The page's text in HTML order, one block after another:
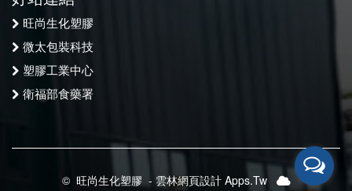
旺尚生化塑膠
微太包裝科技
塑膠工業中心
衛福部食藥署
© 旺尚生化塑膠- 雲林網頁設計 Apps.Tw